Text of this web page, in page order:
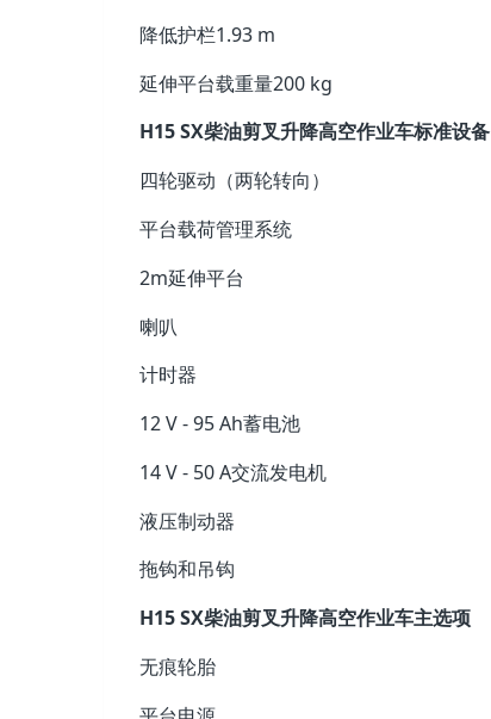
降低护栏1.93 m
延伸平台载重量200 kg
H15 SX柴油剪叉升降高空作业车标准设备
四轮驱动（两轮转向）
平台载荷管理系统
2m延伸平台
喇叭
计时器
12 V - 95 Ah蓄电池
14 V - 50 A交流发电机
液压制动器
拖钩和吊钩
H15 SX柴油剪叉升降高空作业车主选项
无痕轮胎